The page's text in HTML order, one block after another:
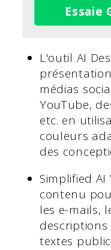
Essaie
L'outil AI
médias
YouTube,
etc. en
couleurs
des
Simplified
contenu
les e-mails,
textes